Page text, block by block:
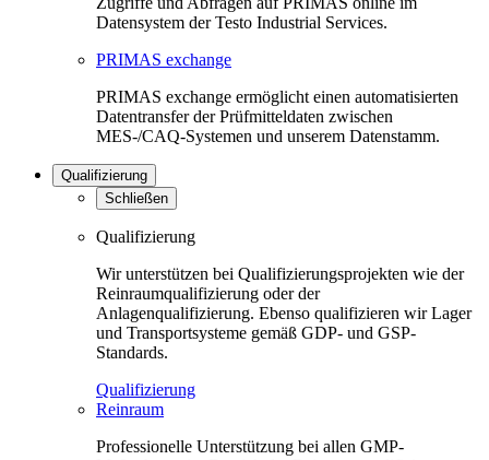
Datensystem der Testo Industrial Services.
PRIMAS exchange
PRIMAS exchange ermöglicht einen automatisierten
Datentransfer der Prüfmitteldaten zwischen
MES-/CAQ-Systemen und unserem Datenstamm.
Qualifizierung
Schließen
Qualifizierung
Wir unterstützen bei Qualifizierungsprojekten wie der
Reinraumqualifizierung oder der
Anlagenqualifizierung. Ebenso qualifizieren wir Lager
und Transportsysteme gemäß GDP- und GSP-
Standards.
Qualifizierung
Reinraum
Professionelle Unterstützung bei allen GMP-